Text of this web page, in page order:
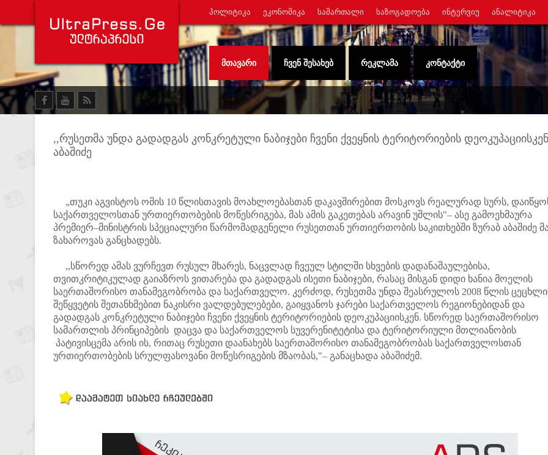
ᲞᲝᲚᲘᲢᲘᲙᲐ ᲔᲙᲝᲜᲝᲛᲘᲙᲐ ᲡᲐᲛᲐᲠᲗᲐᲚᲘ ᲡᲐᲖᲝᲒᲐᲓᲝᲔᲑᲐ ᲘᲜᲢᲔᲠᲕᲘᲣ ᲐᲜᲐᲚᲘᲢᲘᲙᲐ
ᲛᲗᲐᲕᲐᲠᲘ ᲩᲕᲔᲜ ᲨᲔᲡᲐᲮᲔᲑ ᲠᲔᲙᲚᲐᲛᲐ ᲙᲝᲜᲢᲐᲥᲢᲘ
,,რუსეთმა უნდა გადადგას კონკრეტული ნაბიჯები ჩვენი ქვეყნის ტერიტორიების
აბაშიძე
„თუკი აგვისტოს ომის 10 წლისთავის მოახლოებასთან დაკავშირებით მოსკოვს რეალურად სურს,
საქართველოსთან ურთიერთობების მოწესრიგება, მას ამის გაკეთებას არავინ უშლის"– ასე გამოეხმაურა
პრემიერ–მინისტრის სპეციალური წარმომადგენელი რუსეთთან ურთიერთობის საკითხებში ზურაბ აბაშიძე
ზახაროვას განცხადებს.
,,სწორედ ამას ვურჩევთ რუსულ მხარეს, ნაცვლად ჩვეულ სტილში სხვების დადანაშაულებისა,
თვითკრიტიკულად გაიაზროს ვითარება და გადადგას ისეთი ნაბიჯები, რასაც მისგან დიდი ხანია მოელის
საერთაშორისო თანამეგობრობა და საქართველო. კერძოდ, რუსეთმა უნდა შეასრულოს 2008 წლის
შეწყვეტის შეთანხმებით ნაკისრი ვალდებულებები, გაიყვანოს ჯარები საქართველოს რეგიონებიდან და
გადადგას კონკრეტული ნაბიჯები ჩვენი ქვეყნის ტერიტორიების დეოკუპაციისკენ. სწორედ საერთაშორისო
სამართლის პრინციპების დაცვა და საქართველოს სუვერენიტეტისა და ტერიტორიული მთლიანობის
პატივისცემა არის ის, რითაც რუსეთი დაანახებს საერთაშორისო თანამეგობრობას საქართველოსთან
ურთიერთობების სრულფასოვანი მოწესრიგების მზაობას,"– განაცხადა აბაშიძემ.